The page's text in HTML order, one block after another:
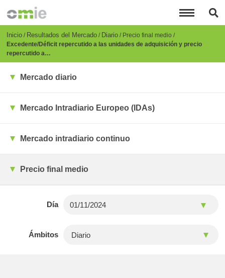
principal
Breadcrumb
Inicio Resultados del Mercado Diario Precio final medio
Excedente/Déficit repercutido a las unidades de adquisición y precio
repercutido a…
Mercado diario
Mercado Intradiario Europeo (IDAs)
Mercado intradiario continuo
Precio final medio
Día
Ámbitos